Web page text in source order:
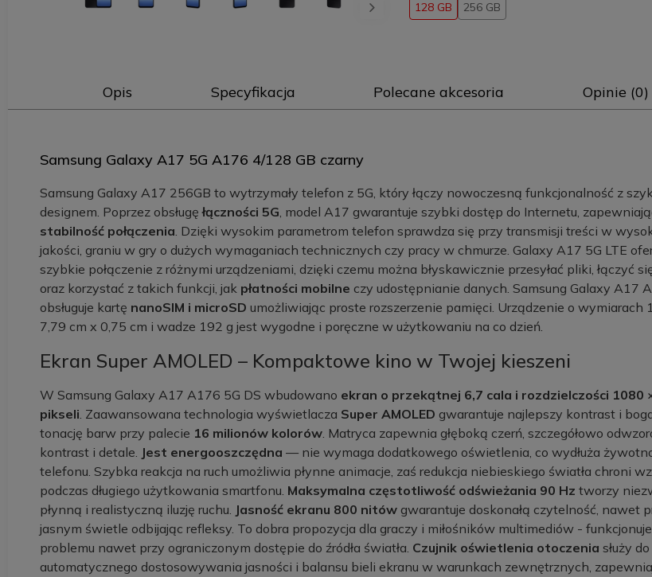
128 GB 256 GB
Opis Specyfikacja Polecane akcesoria Opinie (0)
Samsung Galaxy A17 5G A176 4/128 GB czarny
Samsung Galaxy A17 256GB to wytrzymały telefon z 5G, który łączy nowoczesną funkcjonalność z
designem. Poprzez obsługęłączności 5G, model A17 gwarantuje szybki dostęp do Internetu,
stabilność połączenia. Dzięki wysokim parametrom telefon sprawdza się przy transmisji treści w
jakości, graniu w gry o dużych wymaganiach technicznych czy pracy w chmurze. Galaxy A17 5G LTE
szybkie połączenie z różnymi urządzeniami, dzięki czemu można błyskawicznie przesyłać pliki, łączyć
oraz korzystać z takich funkcji, jak płatności mobilne czy udostępnianie danych. Samsung Galaxy A17
obsługuje kartę nanoSIM i microSD umożliwiając proste rozszerzenie pamięci. Urządzenie o wymiarach
7,79 cm x 0,75 cm i wadze 192 g jest wygodne i poręczne w użytkowaniu na co dzień.
Ekran Super AMOLED – Kompaktowe kino w Twojej kieszeni
W Samsung Galaxy A17 A176 5G DS wbudowano ekran o przekątnej 6,7 cala i rozdzielczości 1080
pikseli. Zaawansowana technologia wyświetlacza Super AMOLED gwarantuje najlepszy kontrast i
tonację barw przy palecie 16 milionów kolorów. Matryca zapewnia głęboką czerń, szczegółowo
kontrast i detale. Jest energooszczędna — nie wymaga dodatkowego oświetlenia, co wydłuża
telefonu. Szybka reakcja na ruch umożliwia płynne animacje, zaś redukcja niebieskiego światła chroni
podczas długiego użytkowania smartfonu. Maksymalna częstotliwość odświeżania 90 Hz tworzy
płynną i realistyczną iluzję ruchu. Jasność ekranu 800 nitów gwarantuje doskonałą czytelność, nawet
jasnym świetle odbijając refleksy. To dobra propozycja dla graczy i miłośników multimediów -
problemu nawet przy ograniczonym dostępie do źródła światła. Czujnik oświetlenia otoczenia służy do
automatycznego dostosowywania jasności i balansu bieli ekranu w warunkach zewnętrznych,